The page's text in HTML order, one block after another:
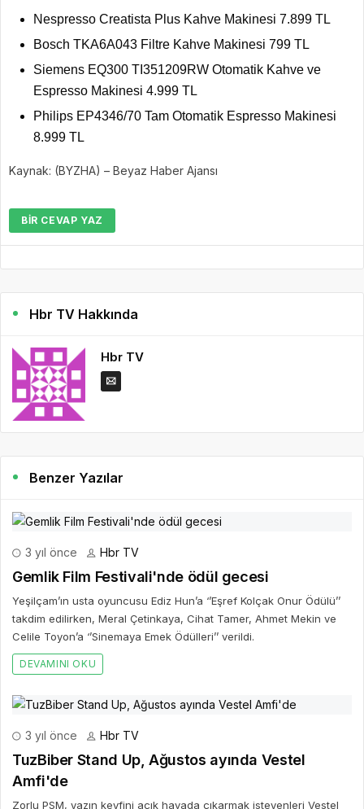
Nespresso Creatista Plus Kahve Makinesi 7.899 TL
Bosch TKA6A043 Filtre Kahve Makinesi 799 TL
Siemens EQ300 TI351209RW Otomatik Kahve ve
Espresso Makinesi 4.999 TL
Philips EP4346/70 Tam Otomatik Espresso Makinesi
8.999 TL
Kaynak: (BYZHA) – Beyaz Haber Ajansı
BIR CEVAP YAZ
Hbr TV Hakkında
Hbr TV
Benzer Yazılar
3 yıl önce Hbr TV
Gemlik Film Festivali'nde ödül gecesi
Yeşilçam’ın usta oyuncusu Ediz Hun’a ‘’Eşref Kolçak Onur Ödülü’’
takdim edilirken, Meral Çetinkaya, Cihat Tamer, Ahmet Mekin ve
Celile Toyon’a ‘’Sinemaya Emek Ödülleri’’ verildi.
DEVAMINI OKU
3 yıl önce Hbr TV
TuzBiber Stand Up, Ağustos ayında Vestel
Amfi'de
Zorlu PSM, yazın keyfini açık havada çıkarmak isteyenleri Vestel